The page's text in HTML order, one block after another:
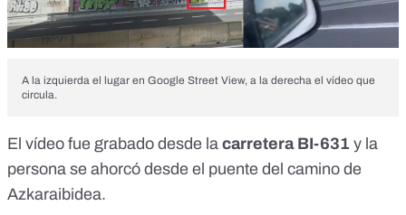
A la izquierda el lugar en Google Street View, a la derecha el vídeo que
circula.
El vídeo fue grabado desde la carretera BI-631 y la
persona se ahorcó desde el puente del camino de
Azkaraibidea.